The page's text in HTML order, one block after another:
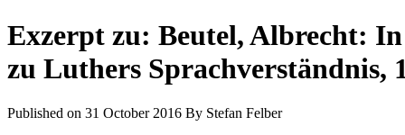
Exzerpt zu: Beutel, Albrecht:
zu Luthers Sprachverständnis,
Published on 31 October 2016 By Stefan Felber